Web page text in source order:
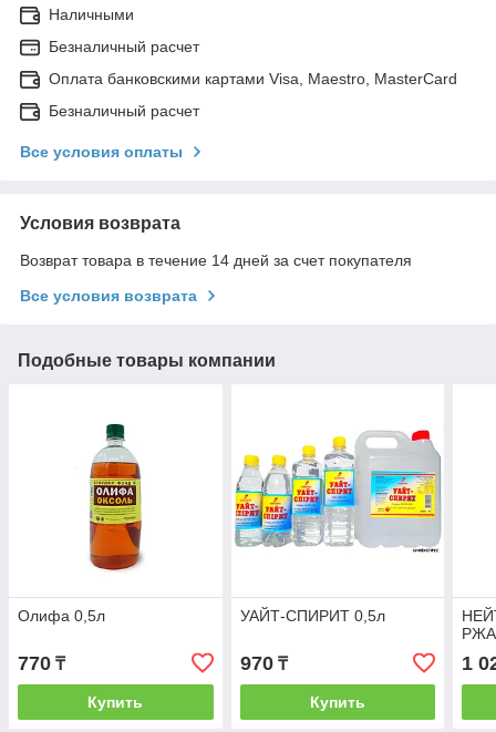
Наличными
Безналичный расчет
Оплата банковскими картами Visa, Maestro, MasterCard
Безналичный расчет
Все условия оплаты
Условия возврата
Возврат товара в течение 14 дней за счет покупателя
Все условия возврата
Подобные товары компании
Олифа 0,5л
770 ₸
Купить
УАЙТ-СПИРИТ 0,5л
970₸
Купить
1